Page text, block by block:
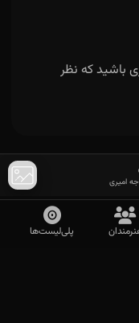
باشید که نظر
امیری
پلی‌لیست‌ها